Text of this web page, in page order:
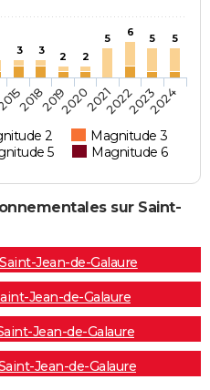
3 3 2 2
5 6 5 5
2
Magnitude 3
5 Magnitude 6
2018201920202021202220232024
sur Saint-
Jean-de-Galaure
Jean-de-Galaure
Jean-de-Galaure
Jean-de-Galaure